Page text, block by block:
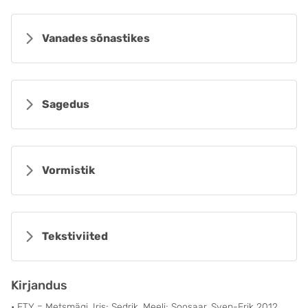
Vanades sõnastikes
Sagedus
Vormistik
Tekstiviited
Kirjandus